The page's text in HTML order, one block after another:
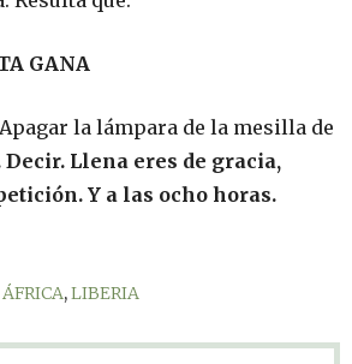
GANA
la lámpara de la mesilla de
Decir. Llena eres de gracia,
Y a las ocho horas.
ÁFRICA,LIBERIA